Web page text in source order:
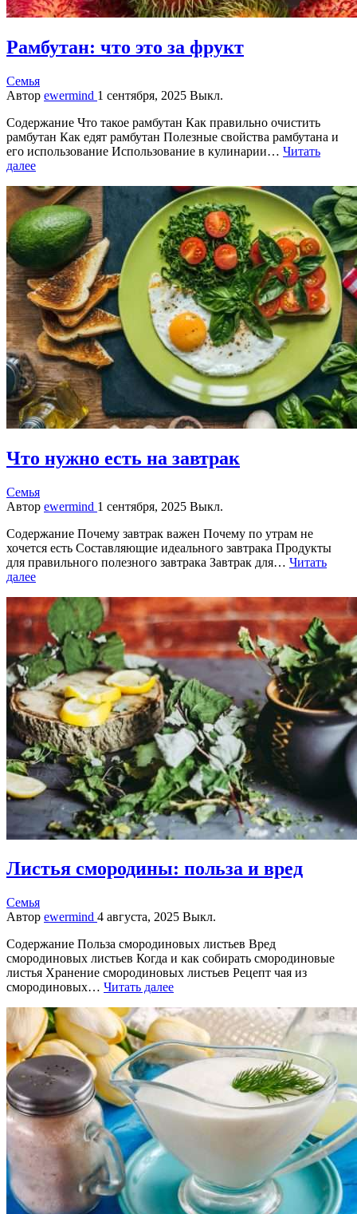
Рамбутан: что это за фрукт
Семья
Автор ewermind 1 сентября, 2025 Выкл.
Содержание Что такое рамбутан Как правильно очистить
рамбутан Как едят рамбутан Полезные свойства рамбутана и
его использование Использование в кулинарии… Читать
далее
Что нужно есть на завтрак
Семья
Автор ewermind 1 сентября, 2025 Выкл.
Содержание Почему завтрак важен Почему по утрам не
хочется есть Составляющие идеального завтрака Продукты
для правильного полезного завтрака Завтрак для… Читать
далее
Листья смородины: польза и вред
Семья
Автор ewermind 4 августа, 2025 Выкл.
Содержание Польза смородиновых листьев Вред
смородиновых листьев Когда и как собирать смородиновые
листья Хранение смородиновых листьев Рецепт чая из
смородиновых… Читать далее